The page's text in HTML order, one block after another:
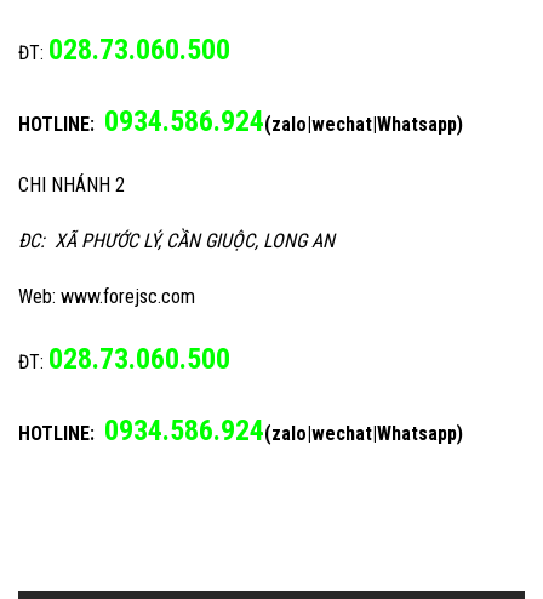
ĐT: 028.73.060.500
HOTLINE: 0934.586.924(zalo|wechat|Whatsapp)
CHI NHÁNH 2
ĐC: XÃ PHƯỚC LÝ, CẦN GIUỘC, LONG AN
Web: www.forejsc.com
ĐT: 028.73.060.500
HOTLINE: 0934.586.924(zalo|wechat|Whatsapp)